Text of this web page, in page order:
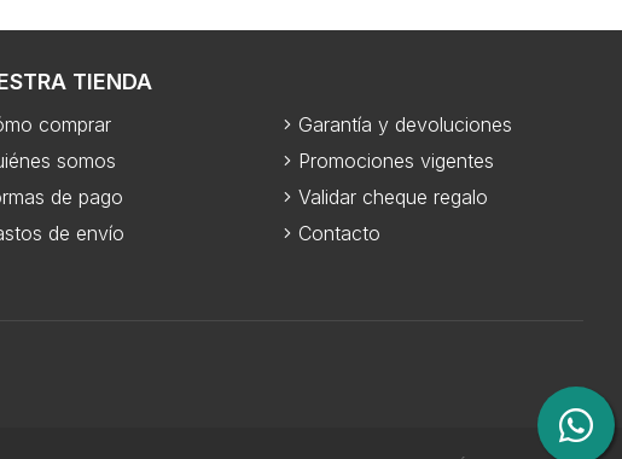
TIENDA
comprar
somos
de pago
de envío
Garantía y devoluciones
Promociones vigentes
Validar cheque regalo
Contacto